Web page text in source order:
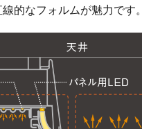
的なフォルムが魅力です。